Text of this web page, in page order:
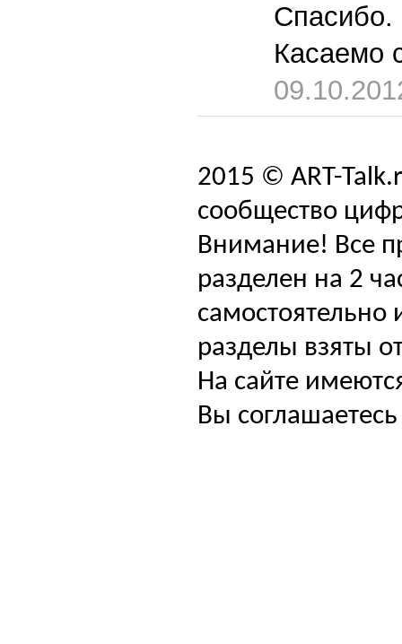
Спасибо.
Касаемо
2015 © ART-
сообщество
Внимание! Все
разделен на 2
самостоятельно
разделы взяты
На сайте
Вы